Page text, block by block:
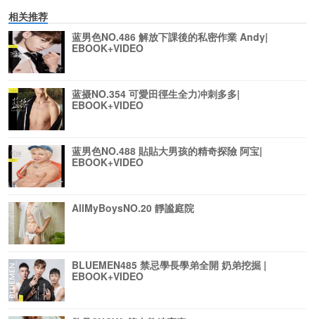
相关推荐
蓝男色NO.486 解放下課後的私密作業 Andy|
EBOOK+VIDEO
蓝摄NO.354 可愛田徑生全力冲刺多多|
EBOOK+VIDEO
蓝男色NO.488 貼貼大男孩的精奇探險 阿宝|
EBOOK+VIDEO
AllMyBoysNO.20 靜謐庭院
BLUEMEN485 禁忌學長學弟全開 奶弟挖掘 |
EBOOK+VIDEO